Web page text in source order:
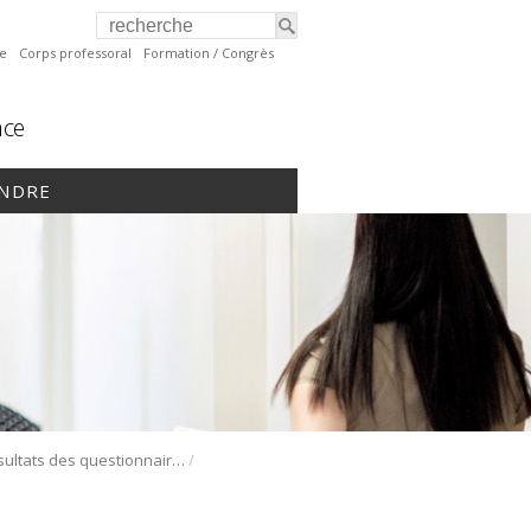
Corps professoral Formation / Congrès
Résultats des questionnaires Sud de Lanaudière /